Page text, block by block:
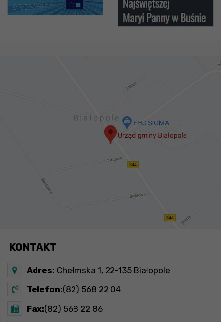
KONTAKT
Adres: Chełmska 1, 22-135 Białopole
Telefon:(82) 568 22 04
Fax:(82) 568 22 86